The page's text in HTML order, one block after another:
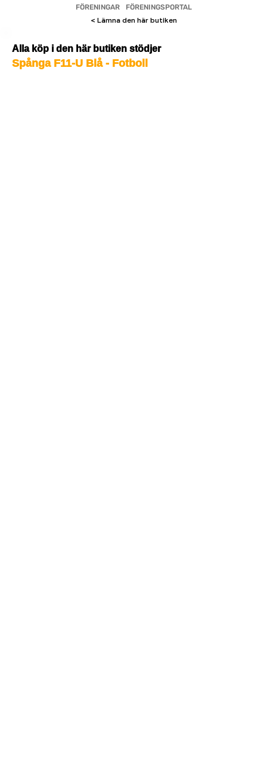
FÖRENINGAR
FÖRENINGSPORTAL
< Lämna den här butiken
Alla köp i den här butiken stödjer
Spånga F11-U Blå - Fotboll